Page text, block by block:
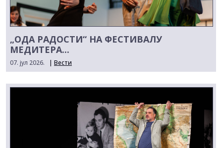
„ОДА РАДОСТИ“ НА ФЕСТИВАЛУ
МЕДИТЕРА...
07. јул 2026. | Вести